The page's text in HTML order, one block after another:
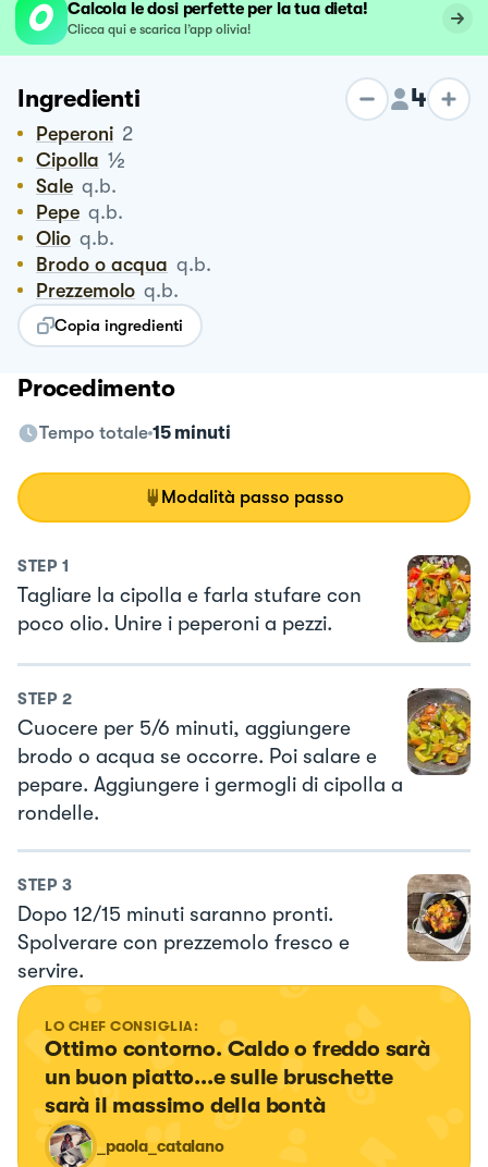
Calcola le dosi perfette per la tua dieta!
Clicca qui e scarica l’app olivia!
Ingredienti 4
Peperoni 2
Cipolla ½
Sale q.b.
Pepe q.b.
Olio q.b.
Brodo o acqua q.b.
Prezzemolo q.b.
Copia ingredienti
Procedimento
Tempo totale 15 minuti
Modalità passo passo
STEP 1
Tagliare la cipolla e farla stufare con
poco olio. Unire i peperoni a pezzi.
STEP 2
Cuocere per 5/6 minuti, aggiungere
brodo o acqua se occorre. Poi salare e
pepare. Aggiungere i germogli di cipolla a
rondelle.
STEP 3
Dopo 12/15 minuti saranno pronti.
Spolverare con prezzemolo fresco e
servire.
LO CHEF CONSIGLIA:
Ottimo contorno. Caldo o freddo sarà
un buon piatto...e sulle bruschette
sarà il massimo della bontà
_paola_catalano